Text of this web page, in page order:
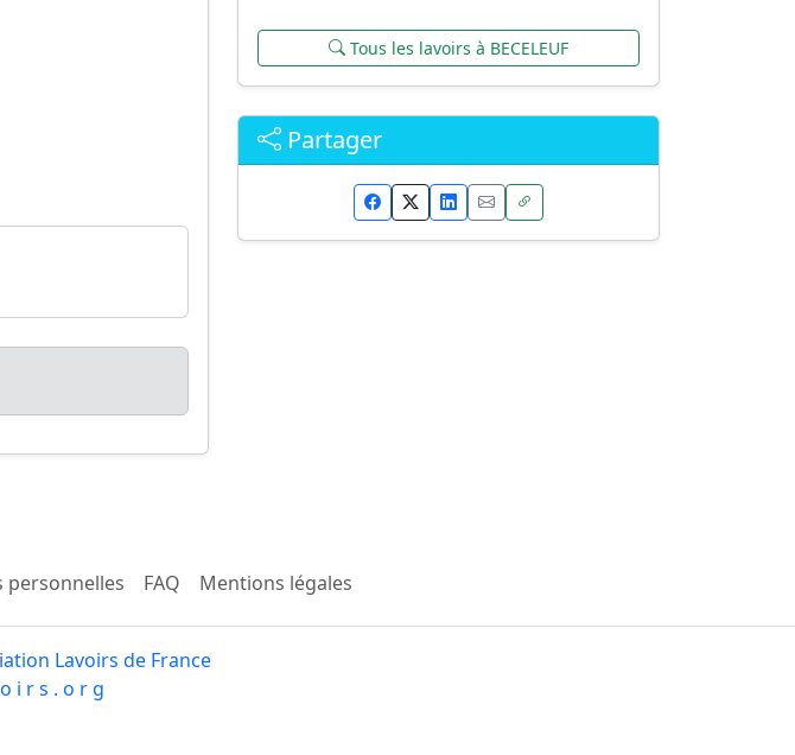
Tous les lavoirs à BECELEUF
Partager
personnelles FAQ Mentions légales
Lavoirs de France
i r s . o r g